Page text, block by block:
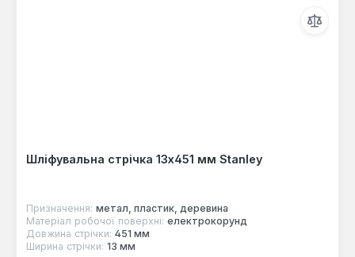
Шліфувальна стрічка 13x451 мм Stanley
Призначення: метал, пластик, деревина
Матеріал робочої поверхні: електрокорунд
Довжина стрічки: 451 мм
Ширина стрічки: 13 мм